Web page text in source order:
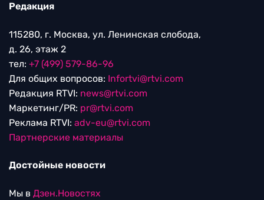
Редакция
115280, г. Москва, ул. Ленинская слобода,
д. 26, этаж 2
тел: +7 (499) 579-86-96
Для общих вопросов: Infortvi@rtvi.com
Редакция RTVI: news@rtvi.com
Маркетинг/PR: pr@rtvi.com
Реклама RTVI: adv-eu@rtvi.com
Партнерские материалы
Достойные новости
Мы в Дзен.Новостях